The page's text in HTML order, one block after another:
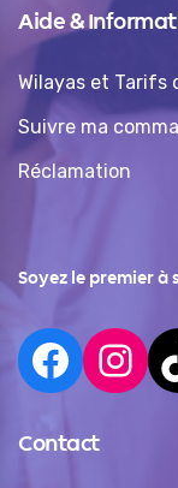
Aide &
Wilayas et Tarifs
Suivre ma
Réclamation
Soyez le premier à
Contact